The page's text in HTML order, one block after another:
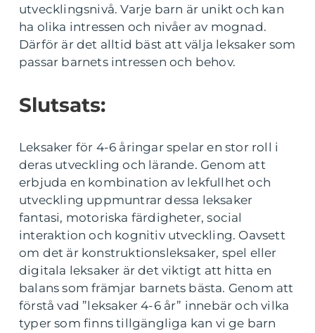
utvecklingsnivå. Varje barn är unikt och kan
ha olika intressen och nivåer av mognad.
Därför är det alltid bäst att välja leksaker som
passar barnets intressen och behov.
Slutsats:
Leksaker för 4-6 åringar spelar en stor roll i
deras utveckling och lärande. Genom att
erbjuda en kombination av lekfullhet och
utveckling uppmuntrar dessa leksaker
fantasi, motoriska färdigheter, social
interaktion och kognitiv utveckling. Oavsett
om det är konstruktionsleksaker, spel eller
digitala leksaker är det viktigt att hitta en
balans som främjar barnets bästa. Genom att
förstå vad ”leksaker 4-6 år” innebär och vilka
typer som finns tillgängliga kan vi ge barn